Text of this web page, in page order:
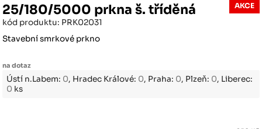
25/180/5000 prkna š. tříděná
kód produktu: PRK02031
Stavební smrkové prkno
na dotaz
Ústí n.Labem: 0, Hradec Králové: 0, Praha: 0, Plzeň: 0, Liberec:
0 ks
AKCE